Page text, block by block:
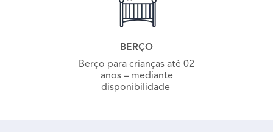
BERÇO
Berço para crianças até 02
anos – mediante
disponibilidade